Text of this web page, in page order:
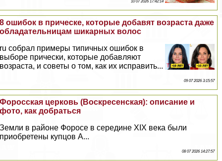
10 07 2026 17:42:14
8 ошибок в прическе, которые добавят возраста даже
обладательницам шикарных волос
ru собрал примеры типичных ошибок в
выборе прически, которые добавляют
возраста, и советы о том, как их исправить...
09 07 2026 3:15:57
Форосская церковь (Воскресенская): описание и
фото, как добраться
Земли в районе Форосе в середине XIX века были
приобретены купцов А...
08 07 2026 14:27:57